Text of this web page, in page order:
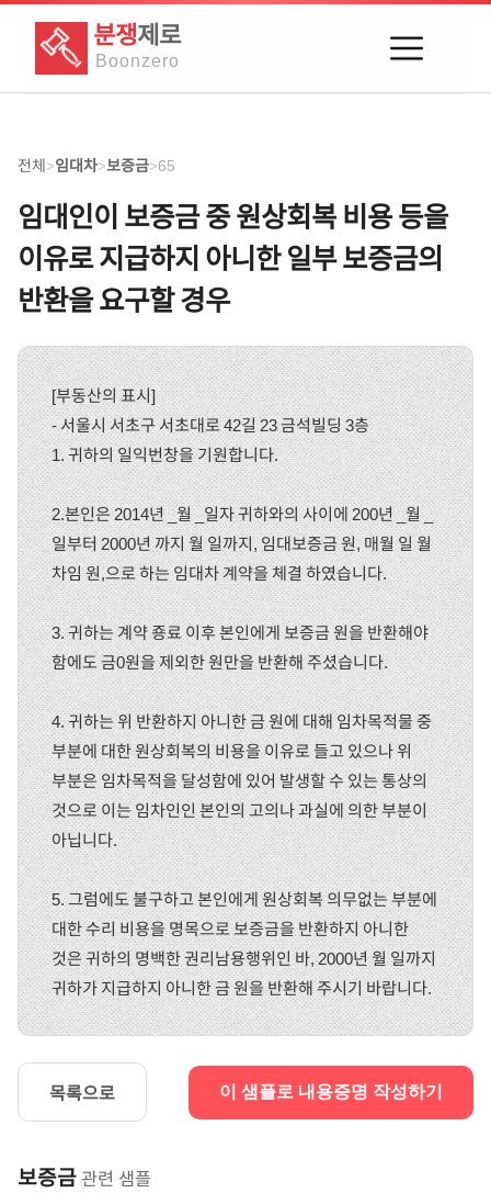
분쟁제로
Boonzero
전체>임대차>보증금>65
임대인이 보증금 중 원상회복 비용 등을
이유로 지급하지 아니한 일부 보증금의
반환을 요구할 경우
[부동산의 표시]
- 서울시 서초구 서초대로 42길 23 금석빌딩 3층
1. 귀하의 일익번창을 기원합니다.
2.본인은 2014년 _월 _일자 귀하와의 사이에 200년 _월 _
일부터 2000년 까지 월 일까지, 임대보증금 원, 매월 일 월
차임 원,으로 하는 임대차 계약을 체결 하였습니다.
3. 귀하는 계약 죵료 이후 본인에게 보증금 원을 반환해야
함에도 금0원을 제외한 원만을 반환해 주셨습니다.
4. 귀하는 위 반환하지 아니한 금 원에 대해 임차목적물 중
부분에 대한 원상회복의 비용을 이유로 들고 있으나 위
부분은 임차목적을 달성함에 있어 발생할 수 있는 통상의
것으로 이는 임차인인 본인의 고의나 과실에 의한 부분이
아닙니다.
5. 그럼에도 불구하고 본인에게 원상회복 의무없는 부분에
대한 수리 비용을 명목으로 보증금을 반환하지 아니한
것은 귀하의 명백한 권리남용행위인 바, 2000년 월 일까지
귀하가 지급하지 아니한 금 원을 반환해 주시기 바랍니다.
목록으로 이 샘플로 내용증명 작성하기
보증금 관련 샘플